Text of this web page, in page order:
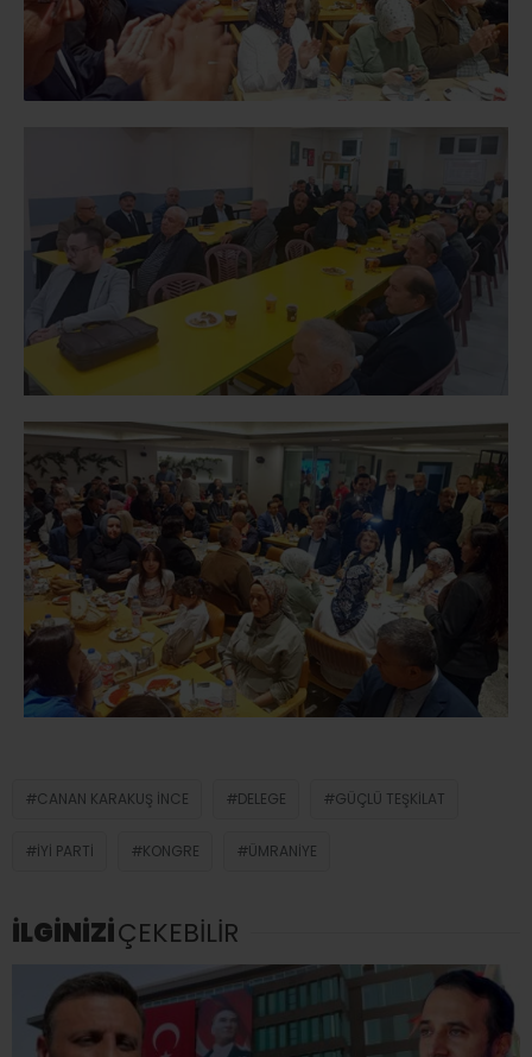
CANAN KARAKUŞ İNCE DELEGE GÜÇLÜ TEŞKILAT
İYİ PARTI KONGRE ÜMRANIYE
İLGİNİZİÇEKEBİLİR